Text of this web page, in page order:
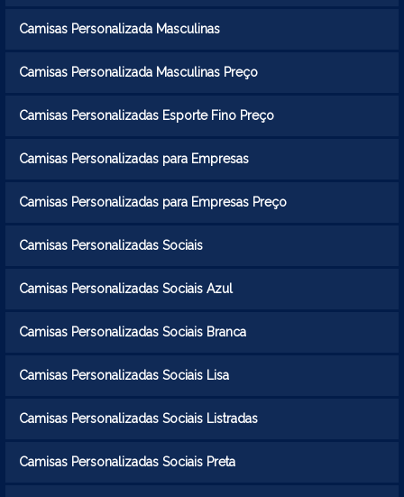
Camisas Personalizada Masculinas
Camisas Personalizada Masculinas Preço
Camisas Personalizadas Esporte Fino Preço
Camisas Personalizadas para Empresas
Camisas Personalizadas para Empresas Preço
Camisas Personalizadas Sociais
Camisas Personalizadas Sociais Azul
Camisas Personalizadas Sociais Branca
Camisas Personalizadas Sociais Lisa
Camisas Personalizadas Sociais Listradas
Camisas Personalizadas Sociais Preta